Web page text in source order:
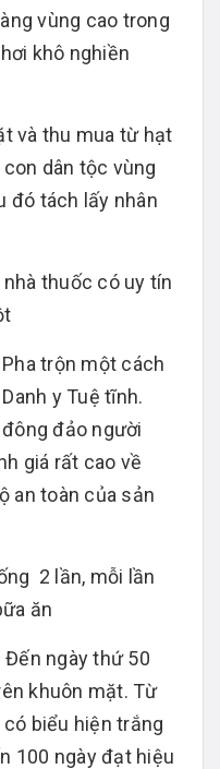
vùng cao trong
khô nghiền
và thu mua từ hạt
dân tộc vùng
đó tách lấy nhân
thuốc có uy tín
trộn một cách
y Tuệ tĩnh.
đảo người
giá rất cao về
an toàn của sản
2 lần, mỗi lần
ăn
Đến ngày thứ 50
khuôn mặt. Từ
biểu hiện trắng
100 ngày đạt hiệu